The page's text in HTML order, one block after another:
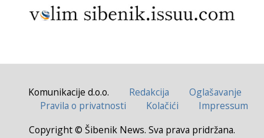
Komunikacije d.o.o. Redakcija
Oglašavanje
Pravila o privatnosti
Kolačići
Impressum
Copyright © Šibenik News. Sva prava pridržana.